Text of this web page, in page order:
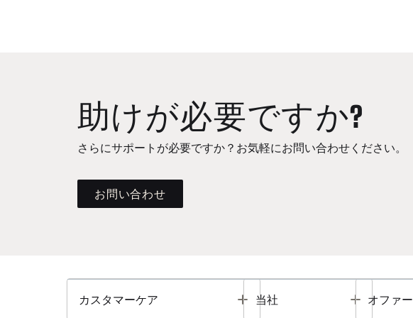
助けが必要ですか?
さらにサポートが必要ですか？お気軽にお問い合わせください。
お問い合わせ
カスタマーケア Toggle
当社 Toggle
オファー